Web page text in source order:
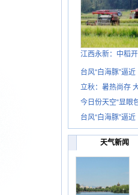
江西永新：中稻
台风“白海豚”逼近
立秋：暑热尚存
今日份天空“显眼
台风“白海豚”逼近
天气新闻